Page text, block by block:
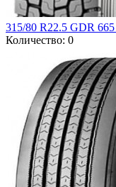
315/80 R22.5 GDR
Количество: 0